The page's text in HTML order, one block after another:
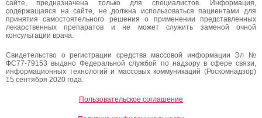
сайте, предназначена только для специалистов. Информация,
содержащаяся на сайте, не должна использоваться пациентами для
принятия самостоятельного решения о применении представленных
лекарственных препаратов и не может служить заменой очной
консультации врача.
Свидетельство о регистрации средства массовой информации Эл №
ФС77-79153 выдано Федеральной службой по надзору в сфере связи,
информационных технологий и массовых коммуникаций (Роскомнадзор)
15 сентября 2020 года.
Пользовательское соглашение